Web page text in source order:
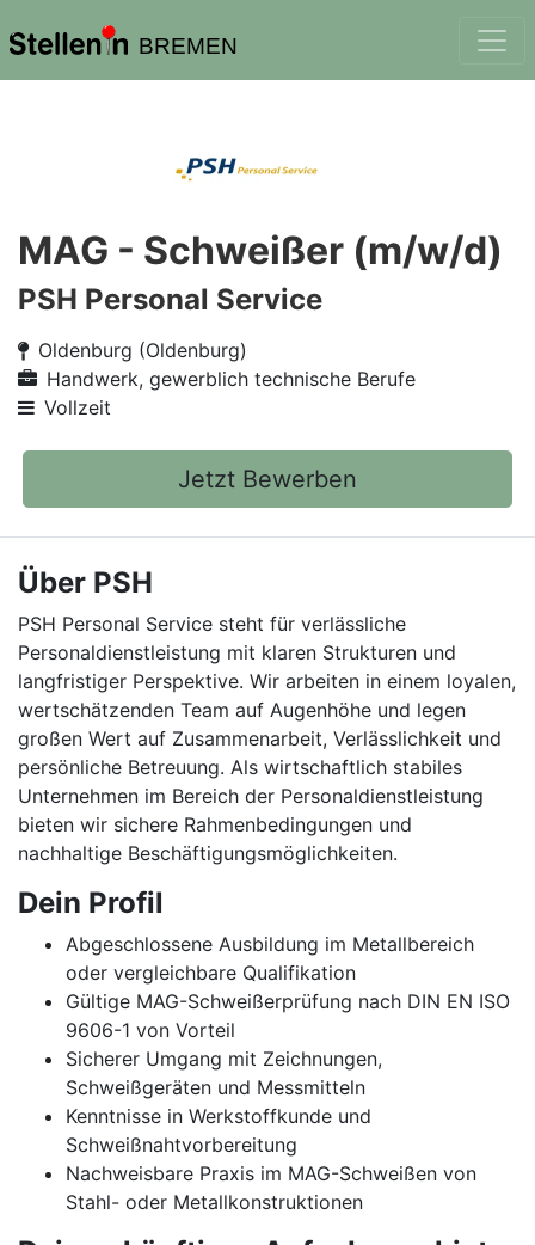
BREMEN
MAG - Schweißer (m/w/d)
PSH Personal Service
Oldenburg (Oldenburg)
Handwerk, gewerblich technische Berufe
Vollzeit
Jetzt Bewerben
Über PSH
PSH Personal Service steht für verlässliche
Personaldienstleistung mit klaren Strukturen und
langfristiger Perspektive. Wir arbeiten in einem loyalen,
wertschätzenden Team auf Augenhöhe und legen
großen Wert auf Zusammenarbeit, Verlässlichkeit und
persönliche Betreuung. Als wirtschaftlich stabiles
Unternehmen im Bereich der Personaldienstleistung
bieten wir sichere Rahmenbedingungen und
nachhaltige Beschäftigungsmöglichkeiten.
Dein Profil
Abgeschlossene Ausbildung im Metallbereich
oder vergleichbare Qualifikation
Gültige MAG-Schweißerprüfung nach DIN EN ISO
9606-1 von Vorteil
Sicherer Umgang mit Zeichnungen,
Schweißgeräten und Messmitteln
Kenntnisse in Werkstoffkunde und
Schweißnahtvorbereitung
Nachweisbare Praxis im MAG-Schweißen von
Stahl- oder Metallkonstruktionen